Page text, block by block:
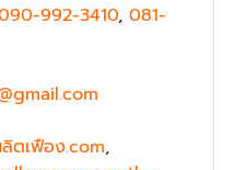
992-3410, 081-
ตเฟือง.com,